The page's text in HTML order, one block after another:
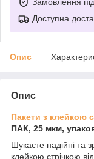
Доступна
Опис
Опис
Пакети з клейкою
ПАК, 25 мкм,
Шукаєте надійні та
клейкою стрічкою